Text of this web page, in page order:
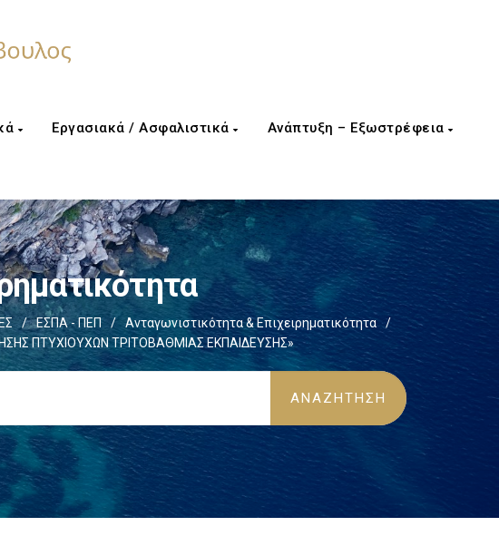
Εργασιακά / Ασφαλιστικά Ανάπτυξη – Εξωστρέφεια
/ ΕΣΠΑ - ΠΕΠ / Ανταγωνιστικότητα & Επιχειρηματικότητα
/
ΠΤΥΧΙΟΥΧΩΝ ΤΡΙΤΟΒΑΘΜΙΑΣ ΕΚΠΑΙΔΕΥΣΗΣ»